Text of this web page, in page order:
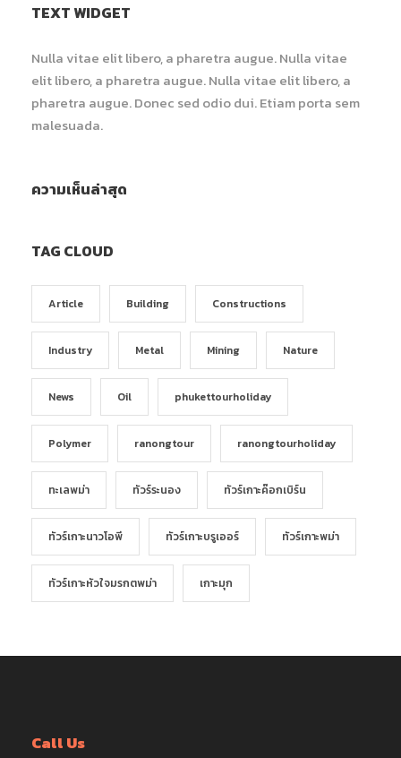
TEXT WIDGET
Nulla vitae elit libero, a pharetra augue. Nulla vitae
elit libero, a pharetra augue. Nulla vitae elit libero, a
pharetra augue. Donec sed odio dui. Etiam porta sem
malesuada.
ความเห็นล่าสุด
TAG CLOUD
Article Building Constructions
Industry Metal Mining Nature
News Oil phukettourholiday
Polymer ranongtour ranongtourholiday
ทะเลพม่า ทัวร์ระนอง ทัวร์เกาะค๊อกเบิร์น
ทัวร์เกาะนาวโอพี ทัวร์เกาะบรูเออร์ ทัวร์เกาะพม่า
ทัวร์เกาะหัวใจมรกตพม่า เกาะมุก
Call Us